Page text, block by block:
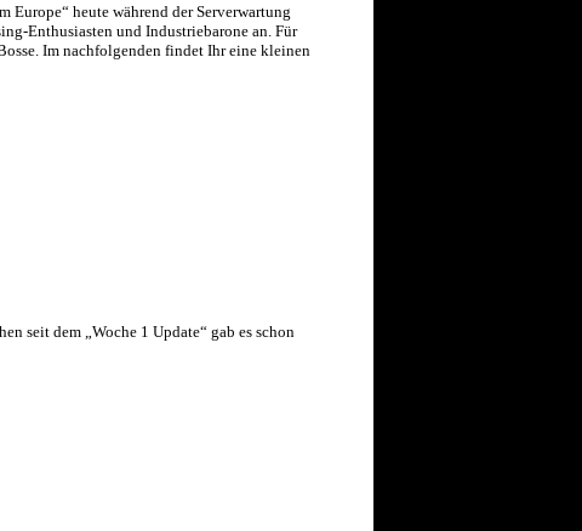
Europe“ heute während der Serverwartung
Enthusiasten und Industriebarone an. Für
Im nachfolgenden findet Ihr eine kleinen
seit dem „Woche 1 Update“ gab es schon